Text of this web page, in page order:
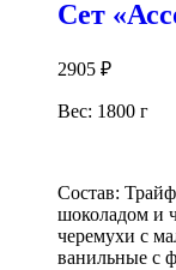
Сет
2905 ₽
Вес: 1800 г
Состав:
шоколадом и
черемухи с
ванильные с